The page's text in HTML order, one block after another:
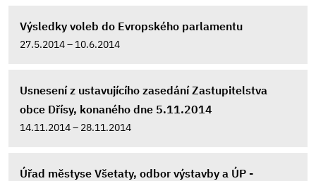
Výsledky voleb do Evropského parlamentu
27.5.2014 – 10.6.2014
Usnesení z ustavujícího zasedání Zastupitelstva
obce Dřísy, konaného dne 5.11.2014
14.11.2014 – 28.11.2014
Úřad městyse Všetaty, odbor výstavby a ÚP -